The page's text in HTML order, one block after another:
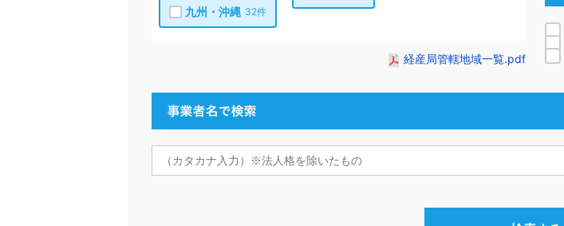
九州・沖縄 32件
経産局管轄地域一覧.pdf